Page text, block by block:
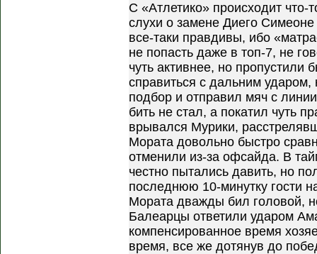
С «Атлетико» происходит
слухи о замене Диего
все-таки правдивы, ибо
не попасть даже в топ-7, не
чуть активнее, но пропустили
справиться с дальним
подбор и отправил мяч с
бить не стал, а покатил чуть
врывался Мурики,
Мората довольно быстро
отменили из-за офсайда. В
честно пытались давить, но
последнюю 10-минутку гости
Мората дважды бил головой,
Балеарцы ответили ударом
компенсированное время
время, все же дотянув до